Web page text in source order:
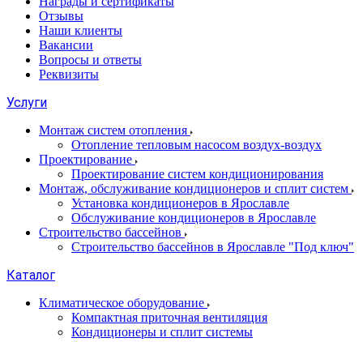
Отзывы
Наши клиенты
Вакансии
Вопросы и ответы
Реквизиты
Услуги
Монтаж систем отопления
Отопление тепловым насосом воздух-воздух
Проектирование
Проектирование систем кондиционирования
Монтаж, обслуживание кондиционеров и сплит систем
Установка кондиционеров в Ярославле
Обслуживание кондиционеров в Ярославле
Строительство бассейнов
Строительство бассейнов в Ярославле "Под ключ"
Каталог
Климатическое оборудование
Компактная приточная вентиляция
Кондиционеры и сплит системы